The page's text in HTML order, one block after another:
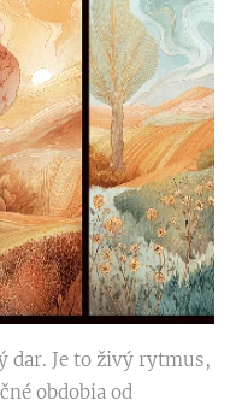
dar. Je to živý rytmus,
obdobia od